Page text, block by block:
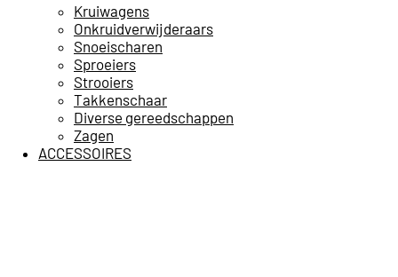
Kruiwagens
Onkruidverwijderaars
Snoeischaren
Sproeiers
Strooiers
Takkenschaar
Diverse gereedschappen
Zagen
ACCESSOIRES